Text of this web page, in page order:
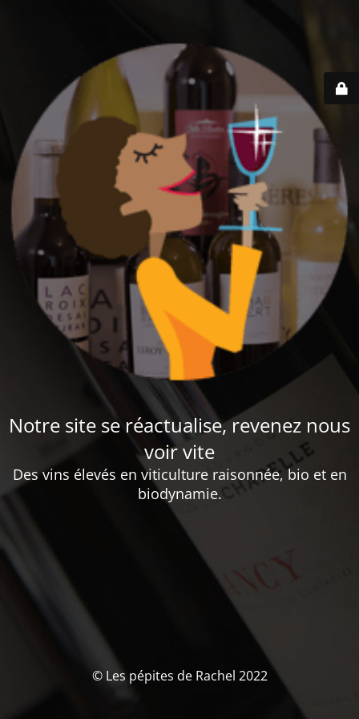
Notre site se réactualise, revenez nous
voir vite
Des vins élevés en viticulture raisonnée, bio et en
biodynamie.
© Les pépites de Rachel 2022